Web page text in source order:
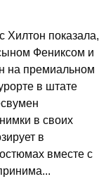
Хилтон показала,
Фениксом и
на премиальном
в штате
в своих
в
вместе с